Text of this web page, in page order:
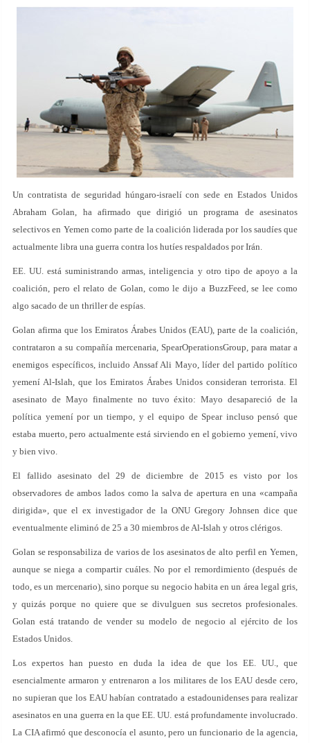
Un contratista de seguridad húngaro-israelí con sede en Estados Unidos
Abraham Golan, ha afirmado que dirigió un programa de asesinatos
selectivos en Yemen como parte de la coalición liderada por los saudíes que
actualmente libra una guerra contra los hutíes respaldados por Irán.
EE. UU. está suministrando armas, inteligencia y otro tipo de apoyo a la
coalición, pero el relato de Golan, como le dijo a BuzzFeed, se lee como
algo sacado de un thriller de espías.
Golan afirma que los Emiratos Árabes Unidos (EAU), parte de la coalición,
contrataron a su compañía mercenaria, SpearOperationsGroup, para matar a
enemigos específicos, incluido Anssaf Ali Mayo, líder del partido político
yemení Al-Islah, que los Emiratos Árabes Unidos consideran terrorista. El
asesinato de Mayo finalmente no tuvo éxito: Mayo desapareció de la
política yemení por un tiempo, y el equipo de Spear incluso pensó que
estaba muerto, pero actualmente está sirviendo en el gobierno yemení, vivo
y bien vivo.
El fallido asesinato del 29 de diciembre de 2015 es visto por los
observadores de ambos lados como la salva de apertura en una «campaña
dirigida», que el ex investigador de la ONU Gregory Johnsen dice que
eventualmente eliminó de 25 a 30 miembros de Al-Islah y otros clérigos.
Golan se responsabiliza de varios de los asesinatos de alto perfil en Yemen,
aunque se niega a compartir cuáles. No por el remordimiento (después de
todo, es un mercenario), sino porque su negocio habita en un área legal gris,
y quizás porque no quiere que se divulguen sus secretos profesionales.
Golan está tratando de vender su modelo de negocio al ejército de los
Estados Unidos.
Los expertos han puesto en duda la idea de que los EE. UU., que
esencialmente armaron y entrenaron a los militares de los EAU desde cero,
no supieran que los EAU habían contratado a estadounidenses para realizar
asesinatos en una guerra en la que EE. UU. está profundamente involucrado.
La CIA afirmó que desconocía el asunto, pero un funcionario de la agencia,